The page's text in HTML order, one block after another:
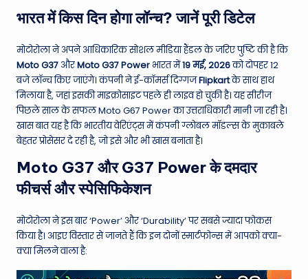
u
d
T
h
e
W
o
rl
d
भारत में किस दिन होगा लॉन्च? जानें पूरी डिटेल
मोटोरोला ने अपने आधिकारिक सोशल मीडिया हैंडल के जरिए पुष्टि की है कि
Moto G37 औरMoto G37 Power भारत में19 मई, 2026को दोपहर 12
बजे लॉन्च किए जाएंगे।कंपनी ने ई-कॉमर्स दिग्गजFlipkartके साथ हाथ
मिलाया है, जहां इसकी माइक्रोसाइट पहले ही लाइव हो चुकी है।यह सीरीज
पिछले साल के सफल Moto G67 Power का उत्तराधिकारी मानी जा रही है।
खास बात यह है कि भारतीय वेरिएंट्स में कंपनी ग्लोबल मॉडल्स के मुकाबले
बेहतर प्रोसेसर दे रही है, जो इसे और भी खास बनाता है।
Moto G37 और G37 Power के दमदार
फीचर्स और स्पेसिफिकेशन
मोटोरोला ने इस बार ‘Power’ और ‘Durability’ पर सबसे ज्यादा फोकस
किया है। आइए विस्तार से जानते हैं कि इन दोनों स्मार्टफोन्स में आपको क्या-
क्या मिलने वाला है: